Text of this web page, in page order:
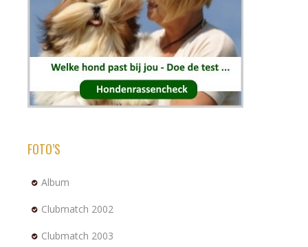
FOTO’S
Album
Clubmatch 2002
Clubmatch 2003